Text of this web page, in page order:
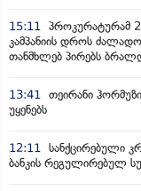
15:11
პროკურატურამ
კამპანიის დროს
თანმხლებ პირებს
13:41
თეირანი
უყენებს
12:11
სანქცირებული
ბანკის რეგულირებულ